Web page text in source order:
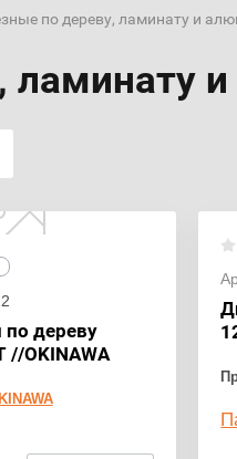
по дереву, ламинату и
ламинату
дереву
OKINAWA